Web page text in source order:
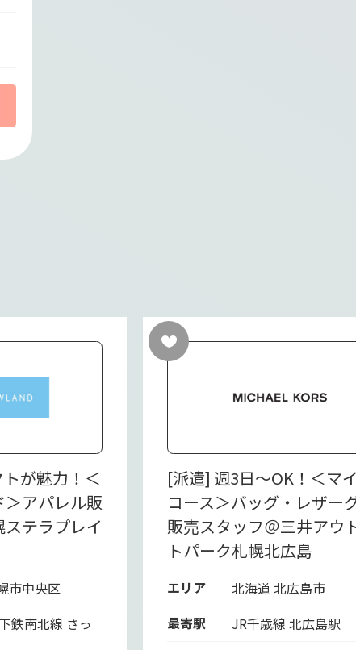
が魅力！＜
＞アパレル販
テラプレイ
市中央区
鉄南北線 さっ
[派遣] 週3日～OK！＜マ
コース＞バッグ・レザー
販売スタッフ＠三井アウ
トパーク札幌北広島
エリア
北海道 北広島市
最寄駅
JR千歳線 北広島駅